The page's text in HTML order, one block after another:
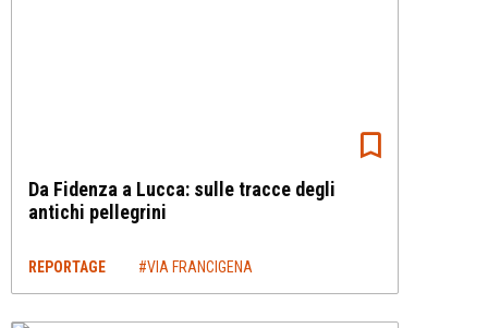
Da Fidenza a Lucca: sulle tracce degli
antichi pellegrini
REPORTAGE #VIA FRANCIGENA